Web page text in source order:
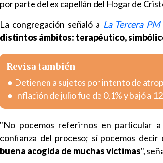
por parte del ex capellán del Hogar de
La congregación señaló a La Tercera PM
distintos ámbitos: terapéutico,
Revisa también
Detienen a sujetos por intento de
Inflación de julio fue de 0,1% y bajó a
"No podemos referirnos en particular
confianza del proceso; sí podemos decir
buena acogida de muchas víctimas",